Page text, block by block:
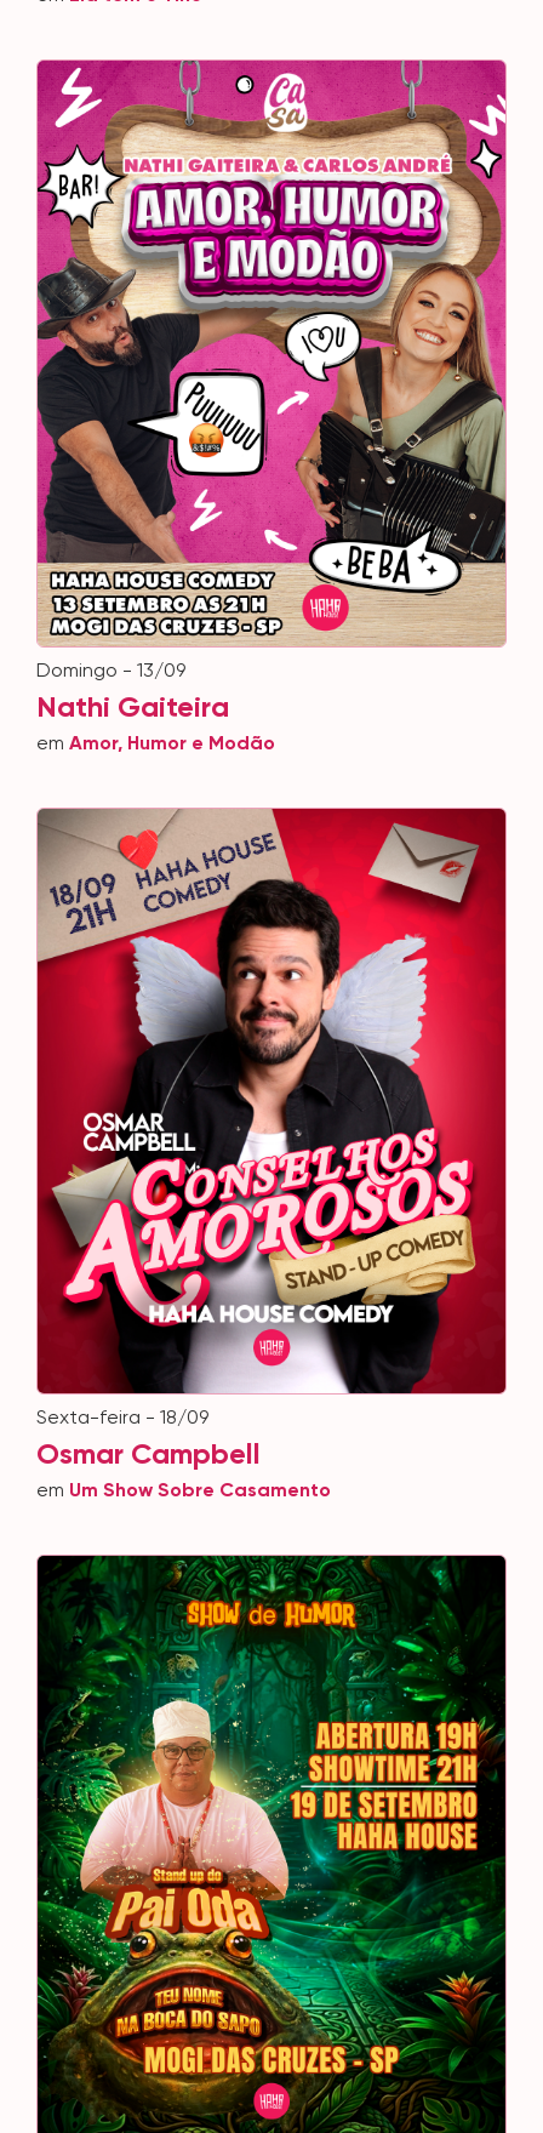
domingo - 13/09
Nathi Gaiteira
em Amor, Humor e Modão
sexta-feira - 18/09
Osmar Campbell
em Um Show Sobre Casamento